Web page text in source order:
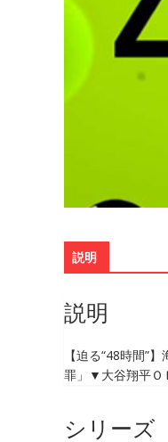
説明
説明
【迫る“48時間”
罪」▼大谷翔平Ｏ
シリーズ